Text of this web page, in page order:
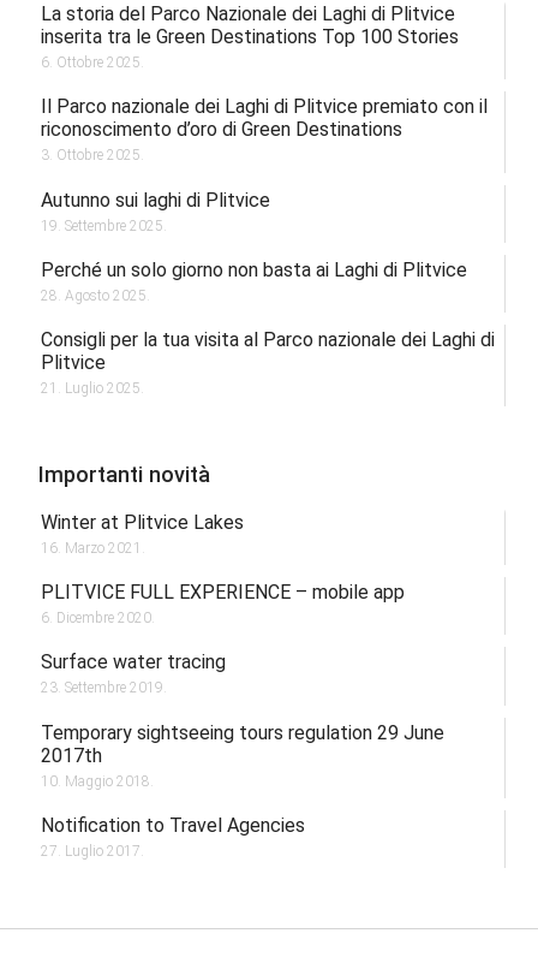
La storia del Parco Nazionale dei Laghi di Plitvice
inserita tra le Green Destinations Top 100 Stories
6. Ottobre 2025.
Il Parco nazionale dei Laghi di Plitvice premiato con il
riconoscimento d’oro di Green Destinations
3. Ottobre 2025.
Autunno sui laghi di Plitvice
19. Settembre 2025.
Perché un solo giorno non basta ai Laghi di Plitvice
28. Agosto 2025.
Consigli per la tua visita al Parco nazionale dei Laghi di
Plitvice
21. Luglio 2025.
Importanti novità
Winter at Plitvice Lakes
16. Marzo 2021.
PLITVICE FULL EXPERIENCE – mobile app
6. Dicembre 2020.
Surface water tracing
23. Settembre 2019.
Temporary sightseeing tours regulation 29 June
2017th
10. Maggio 2018.
Notification to Travel Agencies
27. Luglio 2017.